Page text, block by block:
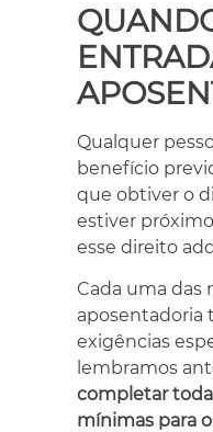
Qualquer
benefício
que obtiver o
estiver
esse direito
Cada uma das
aposentadoria
exigências
lembramos
completar
mínimas para